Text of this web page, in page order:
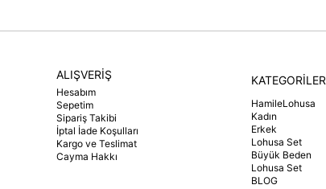
ALIŞVERİŞ
Hesabım
Sepetim
Sipariş Takibi
İptal İade Koşulları
Kargo ve Teslimat
Cayma Hakkı
KATEGORİLER
HamileLohusa
Kadın
Erkek
Lohusa Set
Büyük Beden
Lohusa Set
BLOG